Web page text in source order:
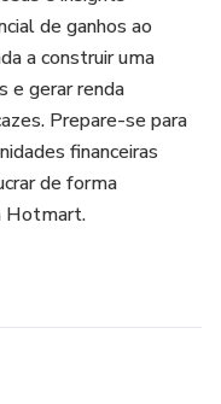
de ganhos ao
a construir uma
e gerar renda
Prepare-se para
financeiras
de forma
Hotmart.